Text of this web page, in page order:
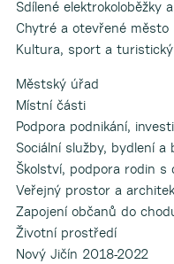
Sdílené elektrokoloběžky
Chytré a otevřené město
Kultura, sport a
Městský úřad
Místní části
Podpora podnikání,
Sociální služby, bydlení
Školství, podpora rodin s
Veřejný prostor a
Zapojení občanů do
Životní prostředí
Nový Jičín 2018-2022